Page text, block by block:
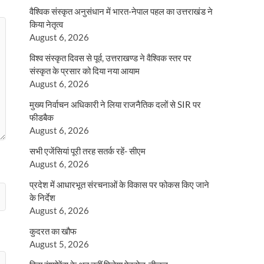
वैश्विक संस्कृत अनुसंधान में भारत-नेपाल पहल का उत्तराखंड ने
किया नेतृत्व
August 6, 2026
विश्व संस्कृत दिवस से पूर्व, उत्तराखण्ड ने वैश्विक स्तर पर
संस्कृत के प्रसार को दिया नया आयाम
August 6, 2026
मुख्य निर्वाचन अधिकारी ने लिया राजनैतिक दलों से SIR पर
फीडबैक
August 6, 2026
सभी एजेंसियां पूरी तरह सतर्क रहें- सीएम
August 6, 2026
प्रदेश में आधारभूत संरचनाओं के विकास पर फोकस किए जाने
के निर्देश
August 6, 2026
कुदरत का खौफ
August 5, 2026